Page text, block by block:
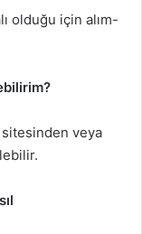
olduğu için alım-
veya